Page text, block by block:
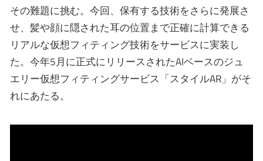
その難題に挑む。今回、保有する技術をさらに発展さ
せ、髪や顔に隠された耳の位置まで正確に計算できる
リアルな仮想フィティング技術をサービスに実装し
た。今年5月に正式にリリースされたAIベースのジュ
エリー仮想フィティングサービス「スタイルAR」がそ
れにあたる。